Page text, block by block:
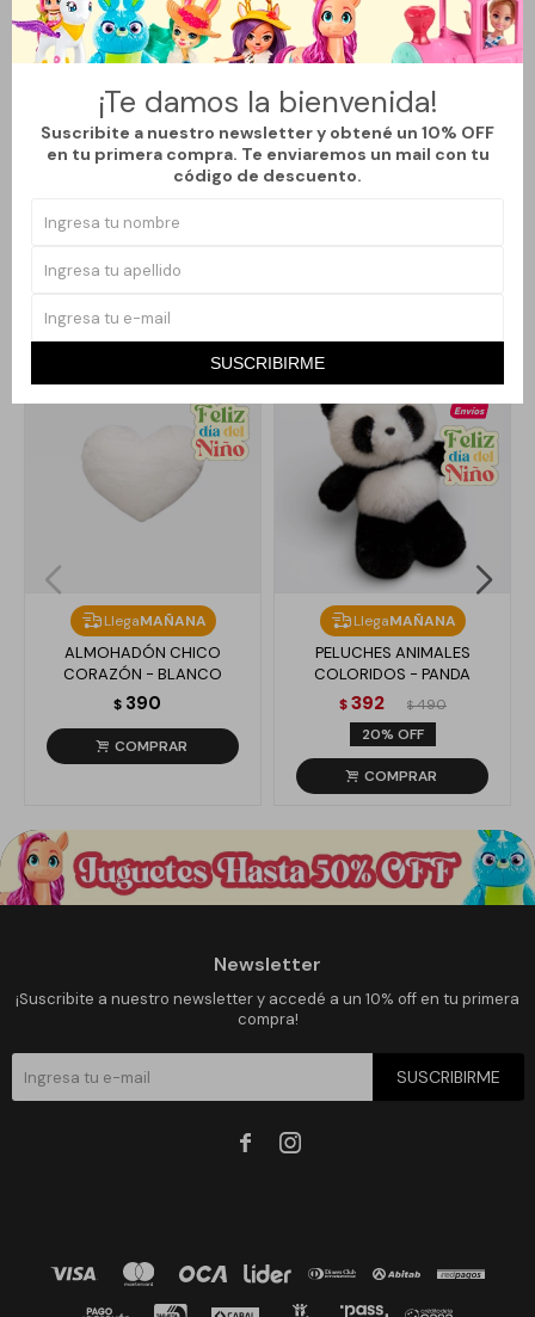
¡Te damos la bienvenida!
Suscribite a nuestro newsletter y obtené un 10% OFF
en tu primera compra. Te enviaremos un mail con tu
código de descuento.
SUSCRIBIRME
Descripción
Este adorable peluche es ideal para regalar en este San Valentín,
es el compañero perfecto para abrazar y compartir momentos
especiales. No solo es un peluche, sino un símbolo de amor y
Productos que te pueden interesar
LlegaMAÑANA
ALMOHADÓN CHICO
CORAZÓN - BLANCO
$ 390
LlegaMAÑANA
PELUCHES ANIMALES
COLORIDOS - PANDA
$ 392 $ 490
20
Newsletter
¡Suscribite a nuestro newsletter y accedé a un 10% off en tu primera
compra!
SUSCRIBIRME
 